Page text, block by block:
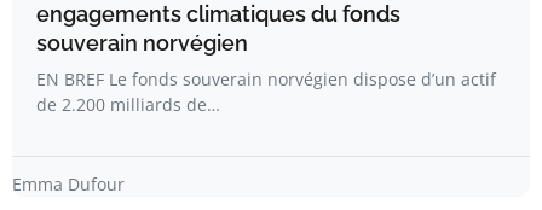
engagements climatiques du fonds
souverain norvégien
EN BREF Le fonds souverain norvégien dispose d’un actif
de 2.200 milliards de…
Emma Dufour